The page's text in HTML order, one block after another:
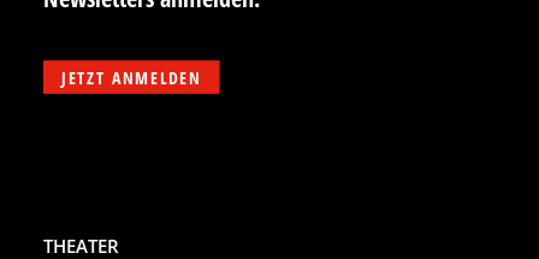
JETZT ANMELDEN
THEATER